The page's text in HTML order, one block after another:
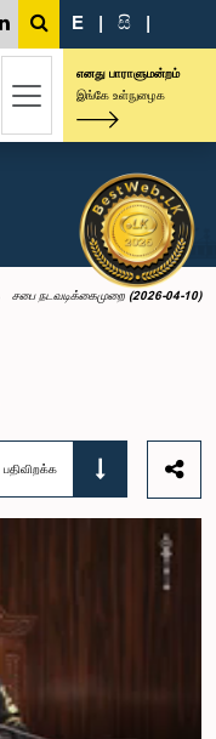
E | සි |
எனது பாராளுமன்றம்
இங்கே உள்நுழைக
சபை நடவடிக்கைமுறை (2026-04-10)
பதிவிறக்க